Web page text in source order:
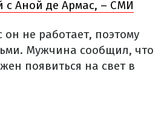
с Аной де Армас, – СМИ
не работает, поэтому
Мужчина сообщил, что
появиться на свет в